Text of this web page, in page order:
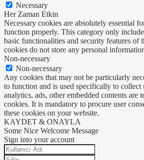
Necessary
Her Zaman Etkin
Necessary cookies are absolutely essential
function properly. This category only
basic functionalities and security features of
cookies do not store any personal
Non-necessary
Non-necessary
Any cookies that may not be particularly
to function and is used specifically to collect
analytics, ads, other embedded contents are
cookies. It is mandatory to procure user
these cookies on your website.
KAYDET & ONAYLA
Some Nice Welcome Message
Sign into your account